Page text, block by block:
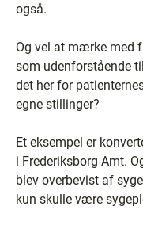
også.
Og vel at mærke med
som udenforstående
det her for
egne stillinger?
Et eksempel er
i Frederiksborg Amt.
blev overbevist af
kun skulle være